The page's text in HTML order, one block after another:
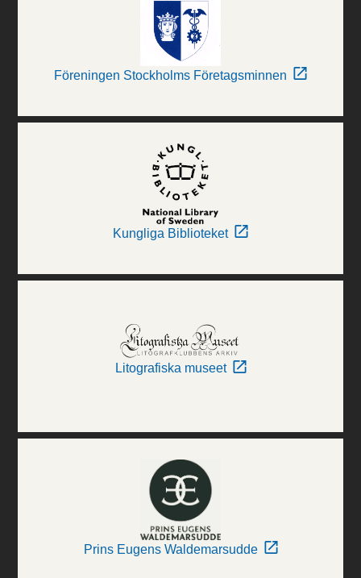
Föreningen Stockholms Företagsminnen
Kungliga Biblioteket
Litografiska museet
Prins Eugens Waldemarsudde